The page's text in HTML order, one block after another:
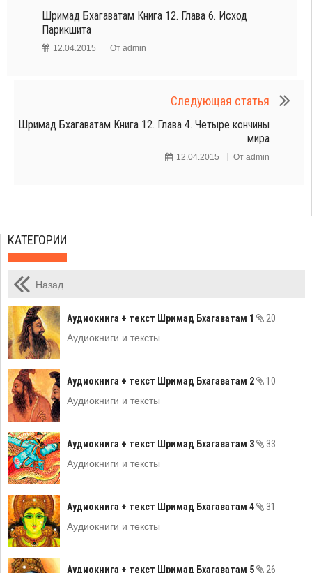
Шримад Бхагаватам Книга 12. Глава 6. Исход
Парикшита
12.04.2015 От admin
Следующая статья
Шримад Бхагаватам Книга 12. Глава 4. Четыре кончины
мира
12.04.2015 От admin
КАТЕГОРИИ
Назад
Аудиокнига + текст Шримад Бхагаватам 1
20
Аудиокниги и тексты
Аудиокнига + текст Шримад Бхагаватам 2
10
Аудиокниги и тексты
Аудиокнига + текст Шримад Бхагаватам 3
33
Аудиокниги и тексты
Аудиокнига + текст Шримад Бхагаватам 4
31
Аудиокниги и тексты
Аудиокнига + текст Шримад Бхагаватам 5 26